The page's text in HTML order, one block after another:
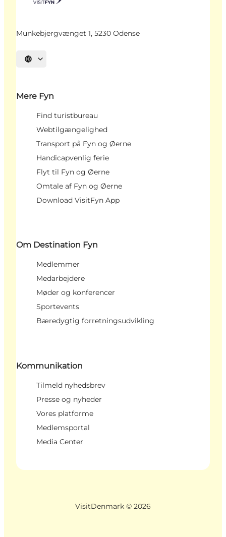
Munkebjergvænget 1, 5230 Odense
Vælg sprog
Mere Fyn
Find turistbureau
Webtilgængelighed
Transport på Fyn og Øerne
Handicapvenlig ferie
Flyt til Fyn og Øerne
Omtale af Fyn og Øerne
Download VisitFyn App
Om Destination Fyn
Medlemmer
Medarbejdere
Møder og konferencer
Sportevents
Bæredygtig forretningsudvikling
Kommunikation
Tilmeld nyhedsbrev
Presse og nyheder
Vores platforme
Medlemsportal
Media Center
VisitDenmark © 2026